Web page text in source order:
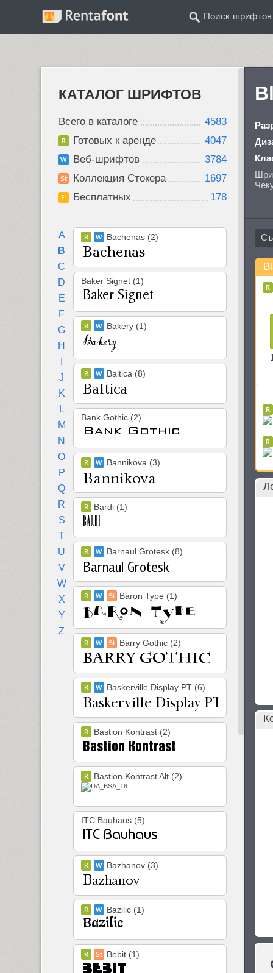
Поиск шрифтов
КАТАЛОГ ШРИФТОВ
Всего в каталоге
4583
Готовых к аренде
4047
Веб-шрифтов
3784
Коллекция Стокера
1697
Бесплатных
178
A
B
C
D
E
F
G
H
J
K
L
M
N
O
P
Q
R
S
T
U
V
W
X
Y
Z
Bachenas (2)
Baker Signet (1)
Bakery (1)
Baltica (8)
Bank Gothic (2)
Bannikova (3)
Bardi (1)
Barnaul Grotesk (8)
Baron Type (1)
Barry Gothic (2)
Baskerville Display PT (6)
Bastion Kontrast (2)
Bastion Kontrast Alt (2)
ITC Bauhaus (5)
Bazhanov (3)
Bazilic (1)
Bebit (1)